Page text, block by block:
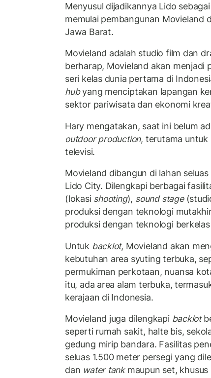
Menyusul dijadikannya Lido
memulai pembangunan Movieland
Jawa Barat.
Movieland adalah studio film dan
berharap, Movieland akan menjadi
seri kelas dunia pertama di
hubyang menciptakan lapangan
sektor pariwisata dan ekonomi
Hary mengatakan, saat ini belum
outdoor production, terutama untuk
televisi.
Movieland dibangun di lahan
Lido City. Dilengkapi berbagai
(lokasi shooting), sound stage
produksi dengan teknologi
produksi dengan teknologi
Untuk backlot, Movieland akan
kebutuhan area syuting terbuka,
permukiman perkotaan, nuansa
itu, ada area alam terbuka,
kerajaan di Indonesia.
Movieland juga dilengkapi backlot
seperti rumah sakit, halte bis,
gedung mirip bandara. Fasilitas
seluas 1.500 meter persegi yang
dan water tankmaupun set, khusus